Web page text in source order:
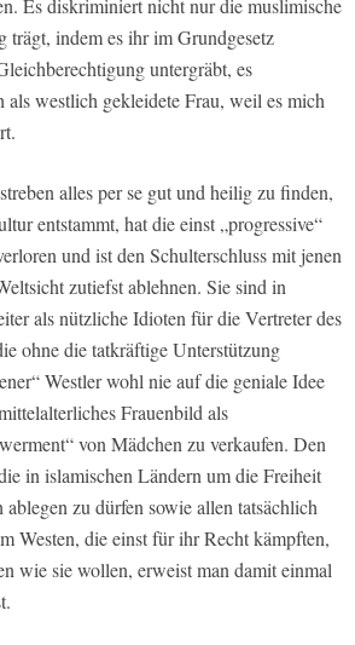
indem es ihr im Grundgesetz
untergräbt, es
westlich gekleidete Frau, weil es mich
alles per se gut und heilig zu finden,
entstammt, hat die einst „progressive“
und ist den Schulterschluss mit jenen
zutiefst ablehnen. Sie sind in
als nützliche Idioten für die Vertreter des
ohne die tatkräftige Unterstützung
Westler wohl nie auf die geniale Idee
Frauenbild als
von Mädchen zu verkaufen. Den
in islamischen Ländern um die Freiheit
zu dürfen sowie allen tatsächlich
Westen, die einst für ihr Recht kämpften,
wie sie wollen, erweist man damit einmal